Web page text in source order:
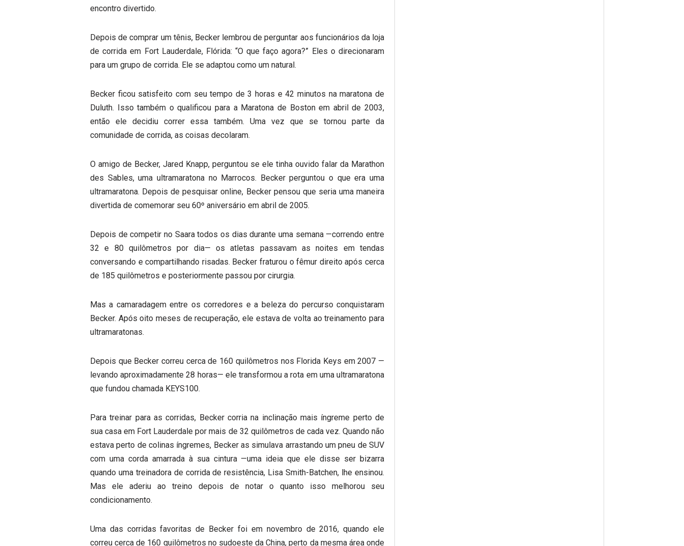
encontro divertido.
Depois de comprar um tênis, Becker lembrou de perguntar aos funcionários da loja
de corrida em Fort Lauderdale, Flórida: “O que faço agora?” Eles o direcionaram
para um grupo de corrida. Ele se adaptou como um natural.
Becker ficou satisfeito com seu tempo de 3 horas e 42 minutos na maratona de
Duluth. Isso também o qualificou para a Maratona de Boston em abril de 2003,
então ele decidiu correr essa também. Uma vez que se tornou parte da
comunidade de corrida, as coisas decolaram.
O amigo de Becker, Jared Knapp, perguntou se ele tinha ouvido falar da Marathon
des Sables, uma ultramaratona no Marrocos. Becker perguntou o que era uma
ultramaratona. Depois de pesquisar online, Becker pensou que seria uma maneira
divertida de comemorar seu 60º aniversário em abril de 2005.
Depois de competir no Saara todos os dias durante uma semana —correndo entre
32 e 80 quilômetros por dia— os atletas passavam as noites em tendas
conversando e compartilhando risadas. Becker fraturou o fêmur direito após cerca
de 185 quilômetros e posteriormente passou por cirurgia.
Mas a camaradagem entre os corredores e a beleza do percurso conquistaram
Becker. Após oito meses de recuperação, ele estava de volta ao treinamento para
ultramaratonas.
Depois que Becker correu cerca de 160 quilômetros nos Florida Keys em 2007 —
levando aproximadamente 28 horas— ele transformou a rota em uma ultramaratona
que fundou chamada KEYS100.
Para treinar para as corridas, Becker corria na inclinação mais íngreme perto de
sua casa em Fort Lauderdale por mais de 32 quilômetros de cada vez. Quando não
estava perto de colinas íngremes, Becker as simulava arrastando um pneu de SUV
com uma corda amarrada à sua cintura —uma ideia que ele disse ser bizarra
quando uma treinadora de corrida de resistência, Lisa Smith-Batchen, lhe ensinou.
Mas ele aderiu ao treino depois de notar o quanto isso melhorou seu
condicionamento.
Uma das corridas favoritas de Becker foi em novembro de 2016, quando ele
correu cerca de 160 quilômetros no sudoeste da China, perto da mesma área onde